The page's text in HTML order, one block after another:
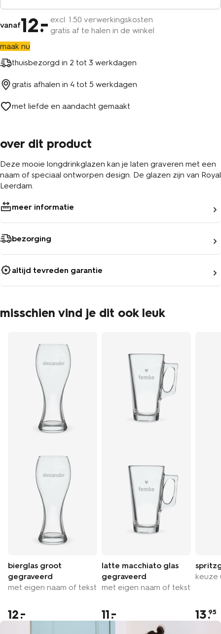
vanaf12 excl. 1 .50 verwerkingskosten
gratis af te halen in de winkel
maak nu
thuisbezorgd in 2 tot 3 werkdagen
gratis afhalen in 4 tot 5 werkdagen
met liefde en aandacht gemaakt
over dit product
Deze mooie longdrinkglazen kan je laten graveren met een
naam of speciaal ontworpen design. De glazen zijn van Royal
Leerdam.
meer informatie
bezorging
altijd tevreden garantie
misschien vind je dit ook leuk
bierglas groot
gegraveerd
met eigen naam of tekst
12
latte macchiato glas
gegraveerd
met eigen naam of tekst
11
keuze
13.95